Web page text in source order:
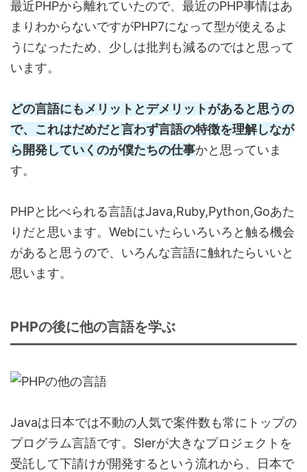
最近PHPから離れていたので、最近のPHP事情はあ
まりわからないですがPHP7になって型が使えるよ
うになったため、少しは批判も減るのではと思って
います。
どの言語にもメリットとデメリットがあると思うの
で、これはだめだと言わず言語の特徴を理解しなが
ら開発していくのが僕たちの仕事かと思っていま
す。
PHPと比べられる言語はJava,Ruby,Python,Goあた
りだと思います。Webにいたらいろいろと触る機会
があると思うので、いろんな言語に触れたらいいと
思います。
PHPの後に他の言語を学ぶ
Javaは日本では不動の人気で案件数も常にトップの
プログラム言語です。 SIerが大きなプロジェクトを
受託して下請けが開発するという流れから、日本で